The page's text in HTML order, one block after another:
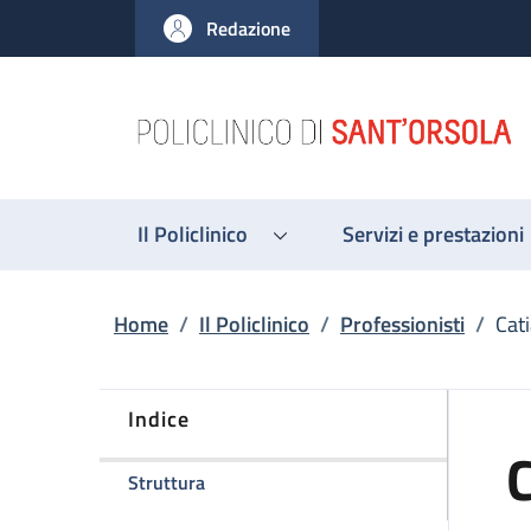
al contenuto principale
to footer content
Redazione
Il Policlinico Servizi e prestazioni
Briciole di pane
Home / Il Policlinico / Professionisti /
Indice
Strutturadella pagina Catia Caporale